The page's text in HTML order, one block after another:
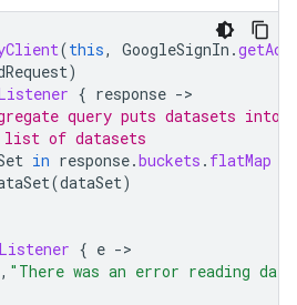
(this, GoogleSignIn .
)
{ response -
query puts datasets
of datasets
in response.buckets . flatMap
(dataSet)
{ e -
, "There was an error reading